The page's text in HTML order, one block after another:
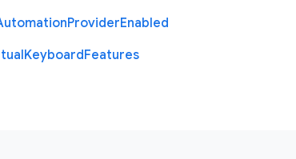
ProviderEnabled
KeyboardFeatures